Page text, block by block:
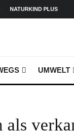
NATURKIND PLUS
UMWELT
als